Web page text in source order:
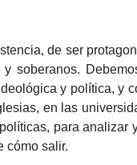
de ser
soberanos.
y política, y
en las
para analizar
cómo salir.